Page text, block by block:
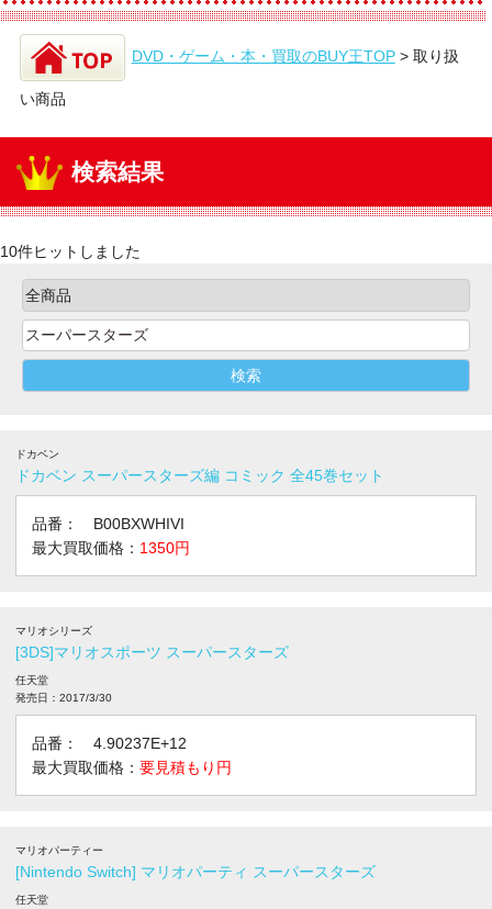
DVD・ゲーム・本・買取のBUY王TOP> 取り扱
い商品
検索結果
10件ヒットしました
ドカベン
ドカベン スーパースターズ編 コミック 全45巻セット
品番： B00BXWHIVI
最大買取価格： 1350円
マリオシリーズ
[3DS]マリオスポーツ スーパースターズ
任天堂
発売日：2017/3/30
品番： 4.90237E+12
最大買取価格： 要見積もり円
マリオパーティー
[Nintendo Switch] マリオパーティ スーパースターズ
任天堂